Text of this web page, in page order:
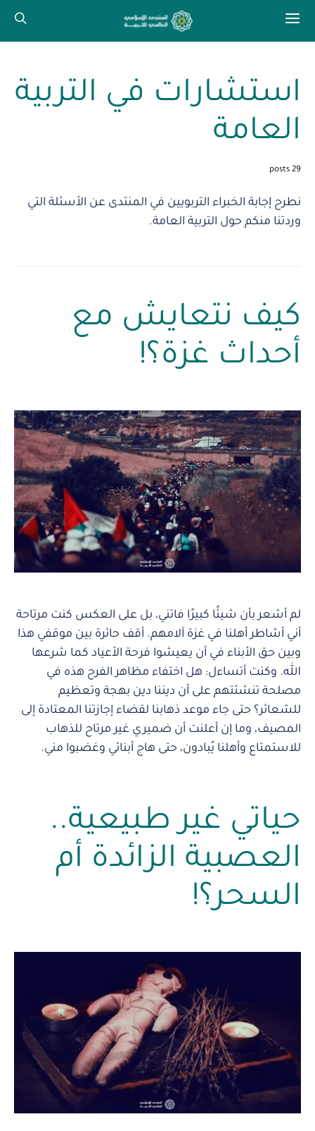
استشارات في التربية
العامة
29 posts
نطرح إجابة الخبراء التربويين في المنتدى عن الأسئلة التي
وردتنا منكم حول التربية العامة.
كيف نتعايش مع
أحداث غزة؟!
لم أشعر بأن شيئًا كبيرًا فاتني، بل على العكس كنت مرتاحة
أني أشاطر أهلنا في غزة آلامهم. أقف حائرة بين موقفي هذا
وبين حق الأبناء في أن يعيشوا فرحة الأعياد كما شرعها
الله. وكنت أتساءل: هل اختفاء مظاهر الفرح هذه في
مصلحة تنشئتهم على أن ديننا دين بهجة وتعظيم
للشعائر؟ حتى جاء موعد ذهابنا لقضاء إجازتنا المعتادة إلى
المصيف، وما إن أعلنت أن ضميري غير مرتاح للذهاب
للاستمتاع وأهلنا يُبادون، حتى هاج أبنائي وغضبوا مني.
حياتي غير طبيعية..
العصبية الزائدة أم
السحر؟!